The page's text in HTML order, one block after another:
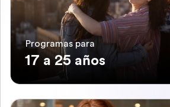
Programas para
17 a 25 años